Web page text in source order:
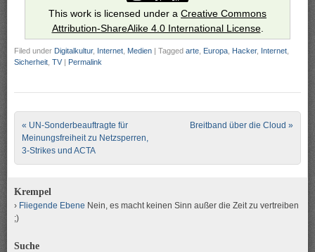
This work is licensed under a Creative Commons
Attribution-ShareAlike 4.0 International License.
Filed under Digitalkultur, Internet Medien | Tagged arte Europa Hacker, Internet
Sicherheit TV | Permalink
Post navigation
« UN-Sonderbeauftragte für
Meinungsfreiheit zu Netzsperren,
3-Strikes und ACTA
Breitband über die Cloud »
Krempel
Fliegende Ebene Nein, es macht keinen Sinn außer die Zeit zu vertreiben
;)
Suche